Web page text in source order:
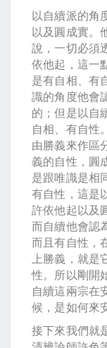
以自續派的角
以及圓成實。
說，一切必須
依他起，這一
是有自相、有
識的角度他會
的；但是以自
自相、有自性
由勝義來作區
義的自性，圓
是跟唯識是相
有自性，這是
許依他起以及
而自續他會認
而且有自性，
上勝義，就
性。所以剛開
自續這兩宗在
候，是如何來
接下來我們就